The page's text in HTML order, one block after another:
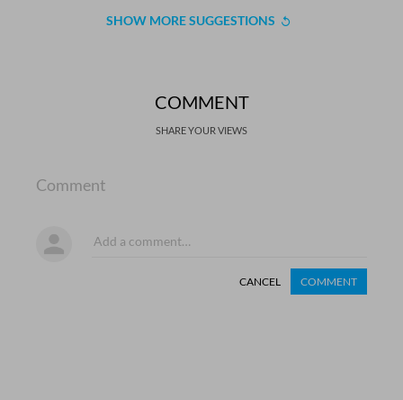
SHOW MORE SUGGESTIONS
COMMENT
SHARE YOUR VIEWS
Comment
CANCEL COMMENT